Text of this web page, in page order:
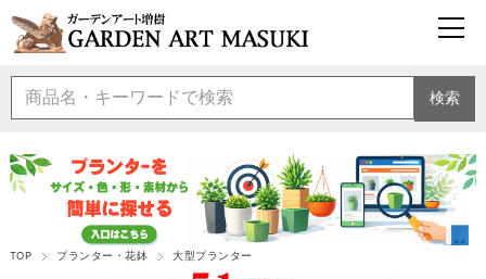
検索
TOP プランター・花鉢 大型プランター